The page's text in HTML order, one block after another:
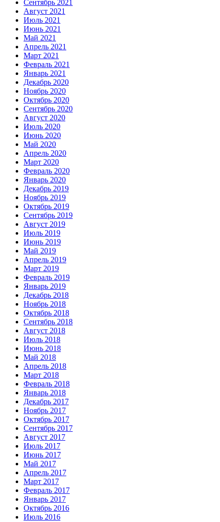
Сентябрь 2021
Август 2021
Июль 2021
Июнь 2021
Май 2021
Апрель 2021
Март 2021
Февраль 2021
Январь 2021
Декабрь 2020
Ноябрь 2020
Октябрь 2020
Сентябрь 2020
Август 2020
Июль 2020
Июнь 2020
Май 2020
Апрель 2020
Март 2020
Февраль 2020
Январь 2020
Декабрь 2019
Ноябрь 2019
Октябрь 2019
Сентябрь 2019
Август 2019
Июль 2019
Июнь 2019
Май 2019
Апрель 2019
Март 2019
Февраль 2019
Январь 2019
Декабрь 2018
Ноябрь 2018
Октябрь 2018
Сентябрь 2018
Август 2018
Июль 2018
Июнь 2018
Май 2018
Апрель 2018
Март 2018
Февраль 2018
Январь 2018
Декабрь 2017
Ноябрь 2017
Октябрь 2017
Сентябрь 2017
Август 2017
Июль 2017
Июнь 2017
Май 2017
Апрель 2017
Март 2017
Февраль 2017
Январь 2017
Октябрь 2016
Июль 2016